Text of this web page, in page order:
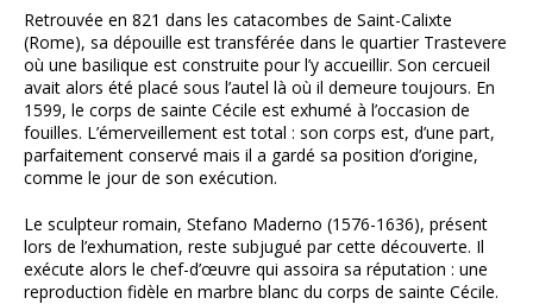
Retrouvée en 821 dans les catacombes de Saint-Calixte
(Rome), sa dépouille est transférée dans le quartier Trastevere
où une basilique est construite pour l’y accueillir. Son cercueil
avait alors été placé sous l’autel là où il demeure toujours. En
1599, le corps de sainte Cécile est exhumé à l’occasion de
fouilles. L’émerveillement est total : son corps est, d’une part,
parfaitement conservé mais il a gardé sa position d’origine,
comme le jour de son exécution.
Le sculpteur romain, Stefano Maderno (1576-1636), présent
lors de l’exhumation, reste subjugué par cette découverte. Il
exécute alors le chef-d’œuvre qui assoira sa réputation : une
reproduction fidèle en marbre blanc du corps de sainte Cécile.